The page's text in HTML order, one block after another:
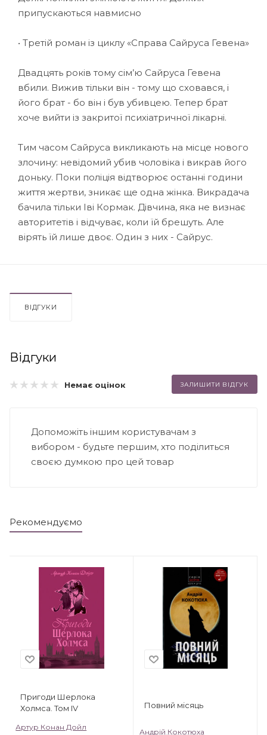
припускаються навмисно
• Третій роман із циклу «Справа Сайруса Гевена»
Двадцять років тому сім’ю Сайруса Гевена
вбили. Вижив тільки він - тому що сховався, і
його брат - бо він і був убивцею. Тепер брат
хоче вийти із закритої психіатричної лікарні.
Тим часом Сайруса викликають на місце нового
злочину: невідомий убив чоловіка і викрав його
доньку. Поки поліція відтворює останні години
життя жертви, зникає ще одна жінка. Викрадача
бачила тільки Іві Кормак. Дівчина, яка не визнає
авторитетів і відчуває, коли їй брешуть. Але
вірять їй лише двоє. Один з них - Сайрус.
ВІДГУКИ
Відгуки
Немає оцінок ЗАЛИШИТИ ВІДГУК
Допоможіть іншим користувачам з
вибором - будьте першим, хто поділиться
своєю думкою про цей товар
Рекомендуємо
Пригоди Шерлока
Холмса. Том IV
Артур Конан Дойл
Повний місяць
Андрій Кокотюха